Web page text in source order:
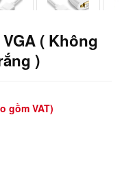
( Không
)
gồm VAT)